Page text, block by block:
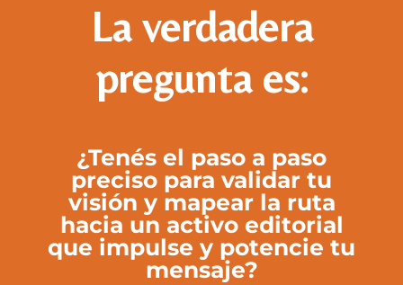
La verdadera
pregunta es:
¿Tenés el paso a paso
preciso para validar tu
visión y mapear la ruta
hacia un activo editorial
que impulse y potencie tu
mensaje?